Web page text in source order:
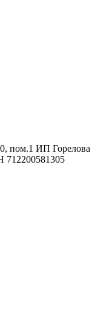
пом.1 ИП Горелова